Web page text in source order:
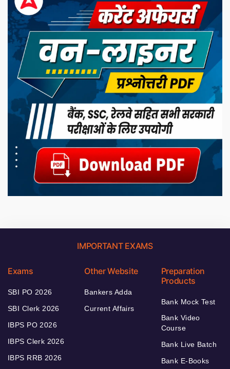
IMPORTANT EXAMS
Exams
SBI PO 2026
SBI Clerk 2026
IBPS PO 2026
IBPS Clerk 2026
IBPS RRB 2026
Other Website
Bankers Adda
Current Affairs
Preparation
Products
Bank Mock Test
Bank Video
Course
Bank Live Batch
Bank E-Books